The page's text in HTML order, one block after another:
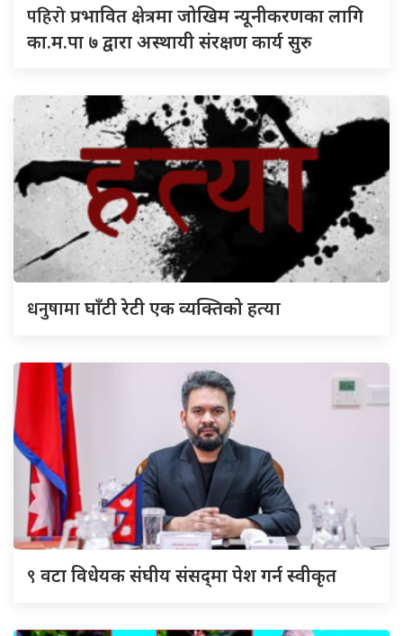
पहिरोप्रभावित क्षेत्रमा जोखिम न्यूनीकरणका लागि
का.म.पा ७ द्वारा अस्थायी संरक्षण कार्य सुरु
धनुषामाघाँटी रेटी एक व्यक्तिको हत्या
९ वटा विधेयक संघीय संसद्‌मा पेश गर्न स्वीकृत